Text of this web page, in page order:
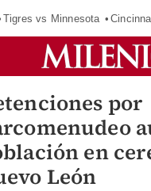
Tigres vs Minnesota
por
en
León